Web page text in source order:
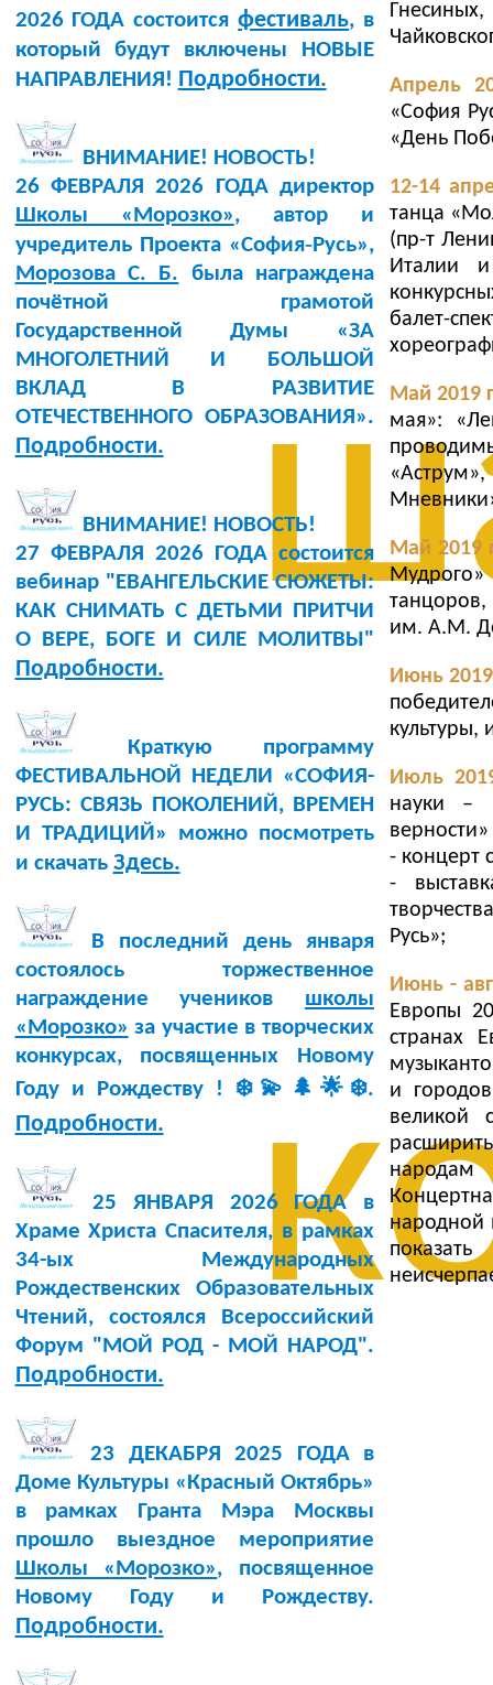
2026 ГОДА состоитсяфестиваль, в
который будут включены НОВЫЕ
НАПРАВЛЕНИЯ! Подробности.
ВНИМАНИЕ! НОВОСТЬ!
26 ФЕВРАЛЯ 2026 ГОДА директор
Школы «Морозко», автор и
учредитель Проекта «София‑Русь»,
Морозова С. Б. была награждена
почётной грамотой
Государственной Думы «ЗА
МНОГОЛЕТНИЙ И БОЛЬШОЙ
ВКЛАД В РАЗВИТИЕ
ОТЕЧЕСТВЕННОГО ОБРАЗОВАНИЯ».
Подробности.
ВНИМАНИЕ! НОВОСТЬ!
27 ФЕВРАЛЯ 2026 ГОДА состоится
вебинар "ЕВАНГЕЛЬСКИЕ СЮЖЕТЫ:
КАК СНИМАТЬ С ДЕТЬМИ ПРИТЧИ
О ВЕРЕ, БОГЕ И СИЛЕ МОЛИТВЫ"
Подробности.
Краткую программу
ФЕСТИВАЛЬНОЙ НЕДЕЛИ «СОФИЯ-
РУСЬ: СВЯЗЬ ПОКОЛЕНИЙ, ВРЕМЕН
И ТРАДИЦИЙ» можно посмотреть
и скачать Здесь.
В последний день января
состоялось торжественное
награждение учеников школы
«Морозко» за участие в творческих
конкурсах, посвященных Новому
Году и Рождеству ! ❄️💫🌲🌟❄️.
Подробности.
25 ЯНВАРЯ 2026 ГОДА в
Храме Христа Спасителя, в рамках
34-ых Международных
Рождественских Образовательных
Чтений, состоялся Всероссийский
Форум "МОЙ РОД - МОЙ НАРОД".
Подробности.
23 ДЕКАБРЯ 2025 ГОДА в
Доме Культуры «Красный Октябрь»
в рамках Гранта Мэра Москвы
прошло выездное мероприятие
Школы «Морозко», посвященное
Новому Году и Рождеству.
Подробности.
Апрель
«София
«День
12-14
танца
(пр-т
Италии и
балет-
Май 2019
мая»:
Май 2019
танцоров,
им. А.М.
Июнь
культуры,
Июль
науки –
- концерт
-
Русь»;
Июнь -
Европы
странах
и
великой
народам
народной